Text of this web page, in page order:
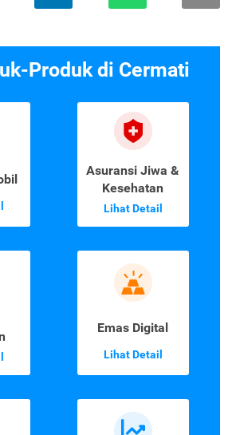
Produk di Cermati
Asuransi Jiwa &
Kesehatan
Lihat Detail
Emas Digital
Lihat Detail